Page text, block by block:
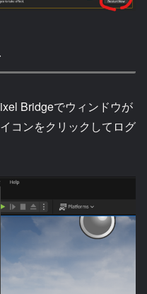
Bridgeでウィンドウが
コンをクリックしてログ